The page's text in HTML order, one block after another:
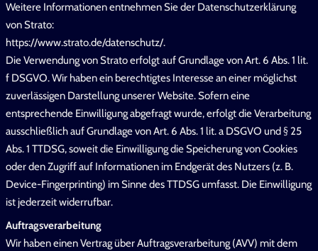
Weitere Informationen entnehmen Sie der Datenschutzerklärung
von Strato:
https://www.strato.de/datenschutz/.
Die Verwendung von Strato erfolgt auf Grundlage von Art. 6 Abs. 1 lit.
f DSGVO. Wir haben ein berechtigtes Interesse an einer möglichst
zuverlässigen Darstellung unserer Website. Sofern eine
entsprechende Einwilligung abgefragt wurde, erfolgt die Verarbeitung
ausschließlich auf Grundlage von Art. 6 Abs. 1 lit. a DSGVO und § 25
Abs. 1 TTDSG, soweit die Einwilligung die Speicherung von Cookies
oder den Zugriff auf Informationen im Endgerät des Nutzers (z. B.
Device-Fingerprinting) im Sinne des TTDSG umfasst. Die Einwilligung
ist jederzeit widerrufbar.
Auftragsverarbeitung
Wir haben einen Vertrag über Auftragsverarbeitung (AVV) mit dem